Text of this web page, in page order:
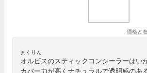
価格と
まくりん
オルビスのスティックコンシーラーはい
カバー力が高くナチュラルで透明感のあ